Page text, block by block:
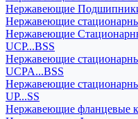
Нержавеющие
Нержавеющие
Нержавеющие
UCP...BSS
Нержавеющие
UCPA...BSS
Нержавеющие
UP...SS
Нержавеющие фланцевые